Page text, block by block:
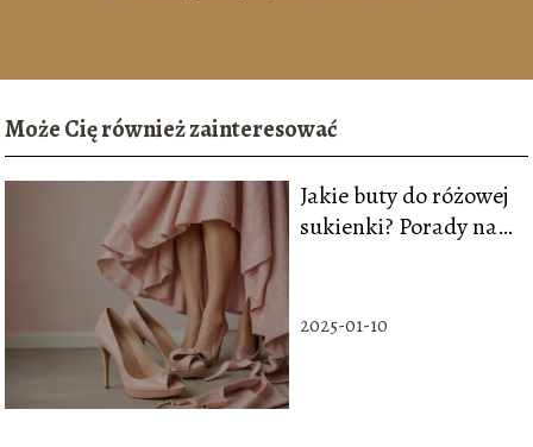
Może Cię również zainteresować
Jakie buty do różowej
sukienki? Porady na
2025-01-10